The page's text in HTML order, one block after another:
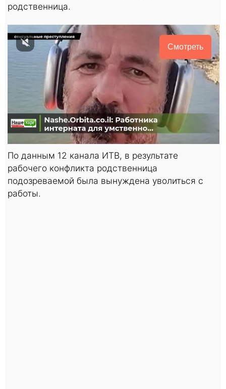
родственница.
Смотреть
По данным 12 канала ИТВ, в результате
рабочего конфликта родственница
подозреваемой была вынуждена уволиться с
работы.